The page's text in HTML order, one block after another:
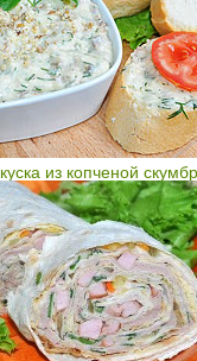
из копченой